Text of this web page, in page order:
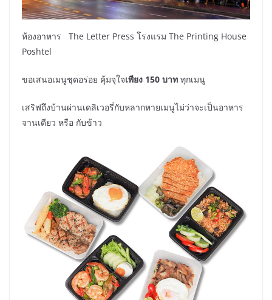
ห้องอาหาร The Letter Press โรงแรม The Printing House
Poshtel
ขอเสนอเมนูชุดอร่อย คุ้มจุใจเพียง 150 บาท ทุกเมนู
เสริฟถึงบ้านผ่านเดลิเวอรี่กับหลากหายเมนูไม่ว่าจะเป็นอาหาร
จานเดียว หรือ กับข้าว